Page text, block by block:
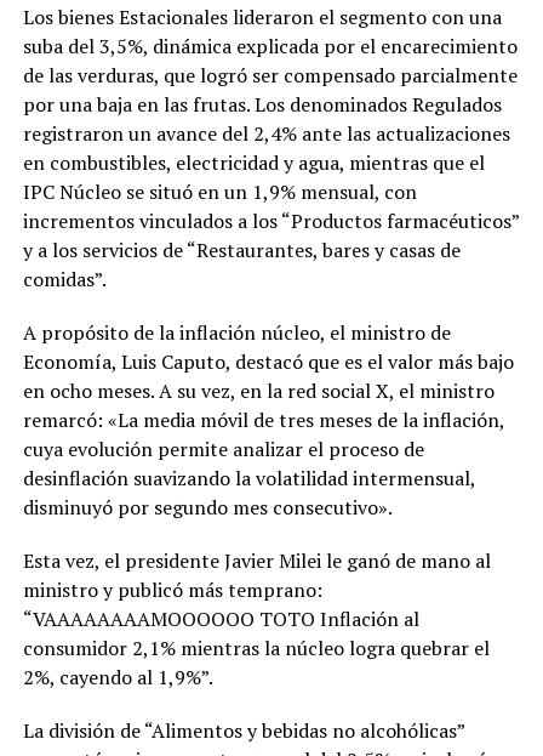
Los bienes Estacionales lideraron el segmento con una
suba del 3,5%, dinámica explicada por el encarecimiento
de las verduras, que logró ser compensado parcialmente
por una baja en las frutas. Los denominados Regulados
registraron un avance del 2,4% ante las actualizaciones
en combustibles, electricidad y agua, mientras que el
IPC Núcleo se situó en un 1,9% mensual, con
incrementos vinculados a los “Productos farmacéuticos”
y a los servicios de “Restaurantes, bares y casas de
comidas”.
A propósito de la inflación núcleo, el ministro de
Economía, Luis Caputo, destacó que es el valor más bajo
en ocho meses. A su vez, en la red social X, el ministro
remarcó: «La media móvil de tres meses de la inflación,
cuya evolución permite analizar el proceso de
desinflación suavizando la volatilidad intermensual,
disminuyó por segundo mes consecutivo».
Esta vez, el presidente Javier Milei le ganó de mano al
ministro y publicó más temprano:
“VAAAAAAAAMOOOOOO TOTO Inflación al
consumidor 2,1% mientras la núcleo logra quebrar el
2%, cayendo al 1,9%”.
La división de “Alimentos y bebidas no alcohólicas”